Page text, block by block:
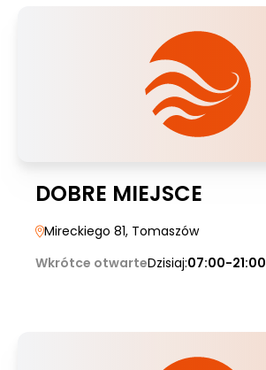
DOBRE MIEJSCE
Mireckiego 81, Tomaszów
Wkrótce otwarteDzisiaj:07:00-21:00